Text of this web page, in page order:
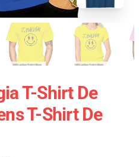
T-Shirt De
T-Shirt De